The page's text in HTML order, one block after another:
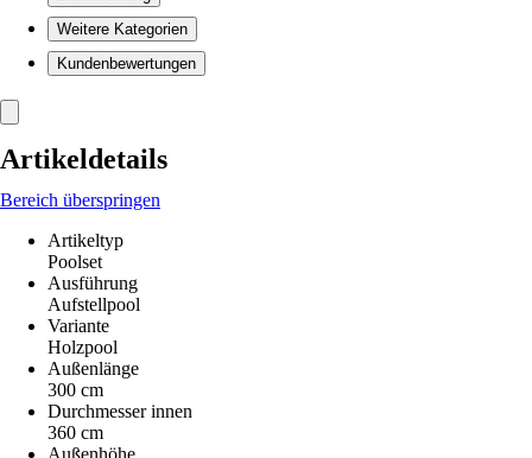
Weitere Kategorien
Kundenbewertungen
Artikeldetails
Bereich überspringen
Artikeltyp
Poolset
Ausführung
Aufstellpool
Variante
Holzpool
Außenlänge
300 cm
Durchmesser innen
360 cm
Außenhöhe